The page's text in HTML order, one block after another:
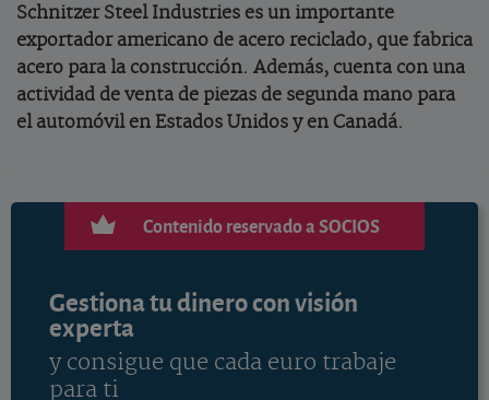
Schnitzer Steel Industries es un importante
exportador americano de acero reciclado, que fabrica
acero para la construcción. Además, cuenta con una
actividad de venta de piezas de segunda mano para
el automóvil en Estados Unidos y en Canadá.
Contenido reservado a SOCIOS
Gestiona tu dinero con visión
experta
y consigue que cada euro trabaje
para ti